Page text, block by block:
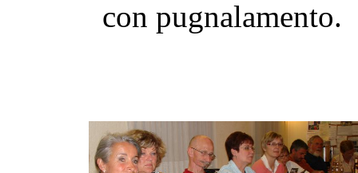
con pugnalamento.